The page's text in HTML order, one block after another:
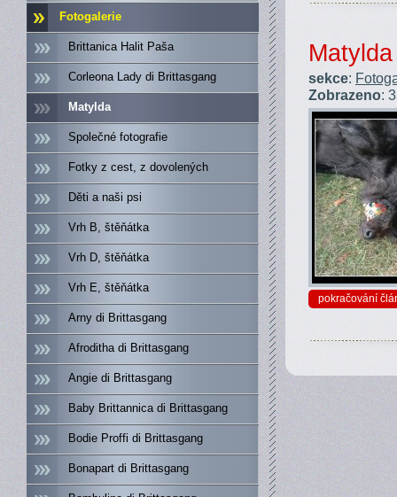
Fotogalerie
Brittanica Halit Paša
Corleona Lady di Brittasgang
Matylda
Společné fotografie
Fotky z cest, z dovolených
Děti a naši psi
Vrh B, štěňátka
Vrh D, štěňátka
Vrh E, štěňátka
Arny di Brittasgang
Afroditha di Brittasgang
Angie di Brittasgang
Baby Brittannica di Brittasgang
Bodie Proffi di Brittasgang
Bonapart di Brittasgang
Matylda
sekce:
Zobrazeno:
pokračování